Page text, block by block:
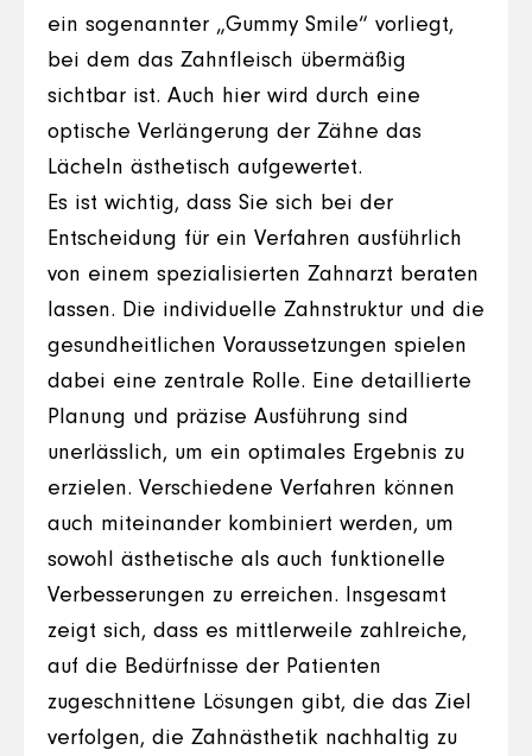
ein sogenannter „Gummy Smile“ vorliegt,
bei dem das Zahnfleisch übermäßig
sichtbar ist. Auch hier wird durch eine
optische Verlängerung der Zähne das
Lächeln ästhetisch aufgewertet.
Es ist wichtig, dass Sie sich bei der
Entscheidung für ein Verfahren ausführlich
von einem spezialisierten Zahnarzt beraten
lassen. Die individuelle Zahnstruktur und die
gesundheitlichen Voraussetzungen spielen
dabei eine zentrale Rolle. Eine detaillierte
Planung und präzise Ausführung sind
unerlässlich, um ein optimales Ergebnis zu
erzielen. Verschiedene Verfahren können
auch miteinander kombiniert werden, um
sowohl ästhetische als auch funktionelle
Verbesserungen zu erreichen. Insgesamt
zeigt sich, dass es mittlerweile zahlreiche,
auf die Bedürfnisse der Patienten
zugeschnittene Lösungen gibt, die das Ziel
verfolgen, die Zahnästhetik nachhaltig zu